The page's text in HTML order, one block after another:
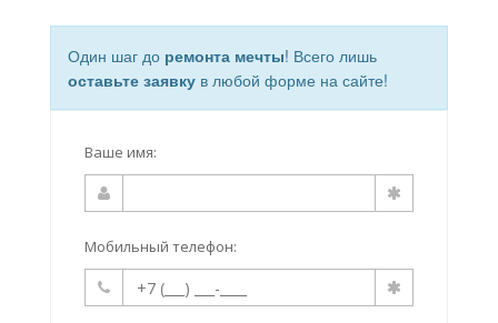
Один шаг до ремонта мечты! Всего лишь
оставьте заявку в любой форме на сайте!
Ваше имя:
Мобильный телефон: